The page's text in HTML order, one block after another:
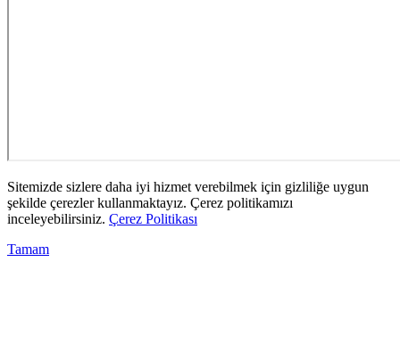
Sitemizde sizlere daha iyi hizmet verebilmek için gizliliğe uygun
şekilde çerezler kullanmaktayız. Çerez politikamızı
inceleyebilirsiniz. Çerez Politikası
Tamam